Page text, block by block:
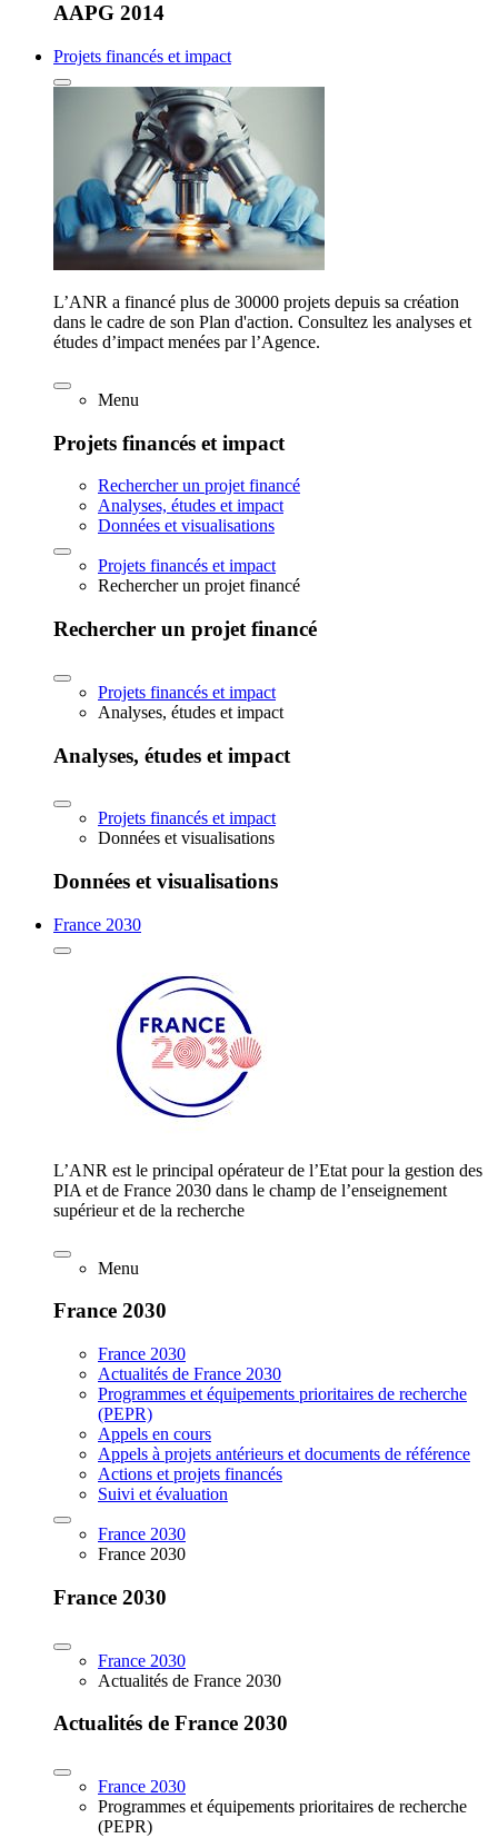
AAPG 2014
Projets financés et impact
L’ANR a financé plus de 30000 projets depuis sa création
dans le cadre de son Plan d'action. Consultez les analyses et
études d’impact menées par l’Agence.
Menu
Projets financés et impact
Rechercher un projet financé
Analyses, études et impact
Données et visualisations
Projets financés et impact
Rechercher un projet financé
Rechercher un projet financé
Projets financés et impact
Analyses, études et impact
Analyses, études et impact
Projets financés et impact
Données et visualisations
Données et visualisations
France 2030
L’ANR est le principal opérateur de l’Etat pour la gestion des
PIA et de France 2030 dans le champ de l’enseignement
supérieur et de la recherche
Menu
France 2030
France 2030
Actualités de France 2030
Programmes et équipements prioritaires de recherche
(PEPR)
Appels en cours
Appels à projets antérieurs et documents de référence
Actions et projets financés
Suivi et évaluation
France 2030
France 2030
France 2030
France 2030
Actualités de France 2030
Actualités de France 2030
France 2030
Programmes et équipements prioritaires de recherche
(PEPR)